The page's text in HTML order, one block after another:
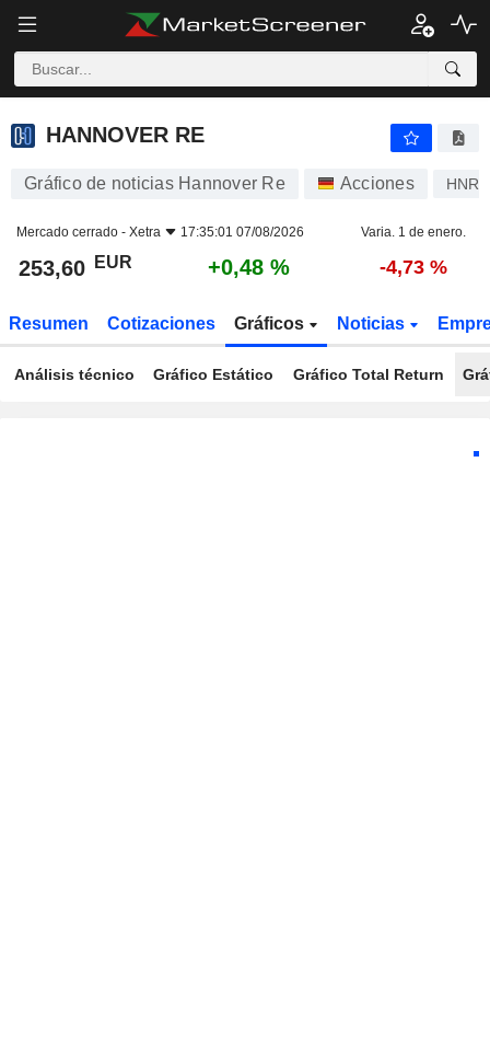
HANNOVER RE
HANNOVER RE
Gráfico de noticias Hannover Re Acciones HNR1
Mercado cerrado - Xetra 17:35:01 07/08/2026 Varia. 1 de enero.
253,60 EUR +0,48 % -4,73 %
Resumen Cotizaciones Gráficos Noticias
Análisis técnico Gráfico Estático Gráfico Total Return